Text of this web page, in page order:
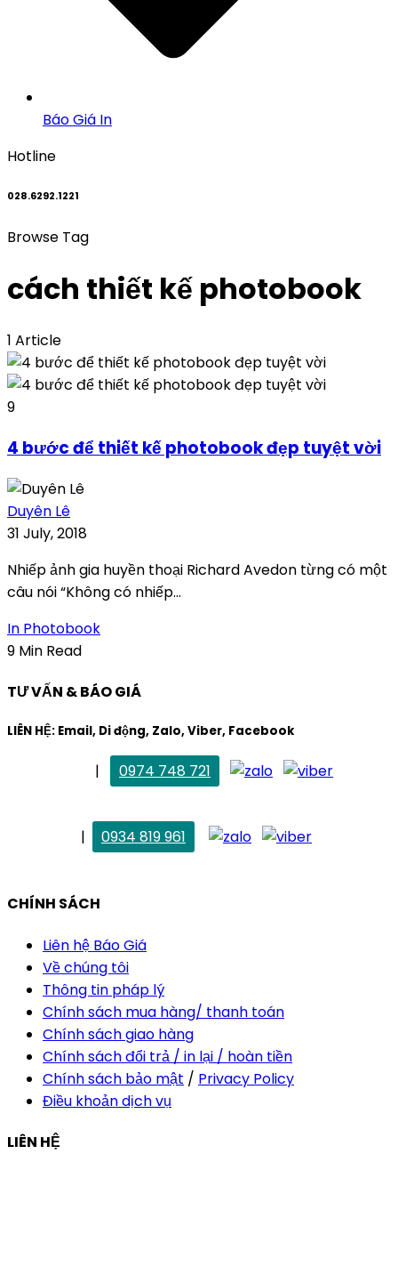
Báo Giá In
Hotline
028.6292.1221
Browse Tag
cách thiết kế photobook
1 Article
9
4 bước để thiết kế photobook đẹp tuyệt vời
Duyên Lê
31 July, 2018
Nhiếp ảnh gia huyền thoại Richard Avedon từng có một
câu nói “Không có nhiếp...
In Photobook
9 Min Read
TƯ VẤN & BÁO GIÁ
LIÊN HỆ: Email, Di động, Zalo, Viber, Facebook
|
0974 748 721
|
0934 819 961
CHÍNH SÁCH
Liên hệ Báo Giá
Về chúng tôi
Thông tin pháp lý
Chính sách mua hàng/ thanh toán
Chính sách giao hàng
Chính sách đổi trả / in lại / hoàn tiền
Chính sách bảo mật / Privacy Policy
Điều khoản dịch vụ
LIÊN HỆ